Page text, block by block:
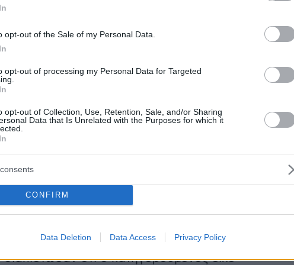
opt-out of the Sale of my Personal Data.
opt-out of processing my Personal Data for Targeted
opt-out of Collection, Use, Retention, Sale, and/or Sharing
Data that Is Unrelated with the Purposes for which it
CONFIRM
Data Deletion Data Access Privacy Policy
στην κατάθεσή της στους αστυνομικούς
δέχθηκε να κάνει σεξ μαζί του για να λάβει
ερωτικά και μόλις τελείωσαν, η ανήλικη
ζήτησε τα χρήματα. Ο κατηγορούμενος, τότε,
της δώσει τα συμφωνηθέντα και τότε η
το κινητό του τηλέφωνο και ξεκίνησε να
δρόμο, προκειμένου να τον αναγκάσει να της
ωστόσο στο σημείο έφτασε η
αναγκάσει να την πληρώσει, όμως οι
διαπίστωσαν ότι ο κατηγορούμενος είχε